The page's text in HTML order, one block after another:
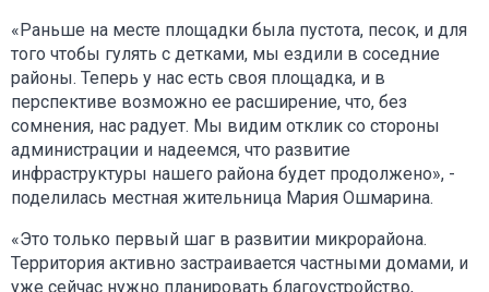
«Раньше на месте площадки была пустота, песок, и для
того чтобы гулять с детками, мы ездили в соседние
районы. Теперь у нас есть своя площадка, и в
перспективе возможно ее расширение, что, без
сомнения, нас радует. Мы видим отклик со стороны
администрации и надеемся, что развитие
инфраструктуры нашего района будет продолжено», -
поделилась местная жительница Мария Ошмарина.
«Это только первый шаг в развитии микрорайона.
Территория активно застраивается частными домами, и
уже сейчас нужно планировать благоустройство,